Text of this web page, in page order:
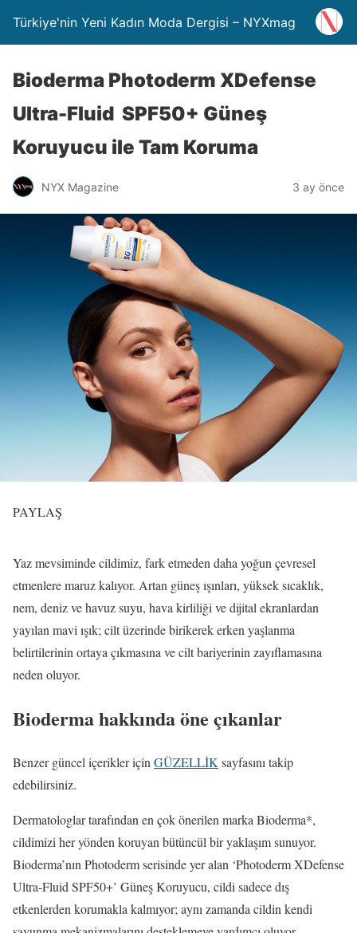
Türkiye'nin Yeni Kadın Moda Dergisi – NYXmag
Bioderma Photoderm XDefense
Ultra-Fluid SPF50+ Güneş
Koruyucu ile Tam Koruma
NYX Magazine 3 ay önce
PAYLAŞ
Yaz mevsiminde cildimiz, fark etmeden daha yoğun çevresel
etmenlere maruz kalıyor. Artan güneş ışınları, yüksek sıcaklık,
nem, deniz ve havuz suyu, hava kirliliği ve dijital ekranlardan
yayılan mavi ışık; cilt üzerinde birikerek erken yaşlanma
belirtilerinin ortaya çıkmasına ve cilt bariyerinin zayıflamasına
neden oluyor.
Bioderma hakkında öne çıkanlar
Benzer güncel içerikler için GÜZELLİK sayfasını takip
edebilirsiniz.
Dermatologlar tarafından en çok önerilen marka Bioderma*,
cildimizi her yönden koruyan bütüncül bir yaklaşım sunuyor.
Bioderma’nın Photoderm serisinde yer alan ‘Photoderm XDefense
Ultra-Fluid SPF50+’ Güneş Koruyucu, cildi sadece dış
etkenlerden korumakla kalmıyor; aynı zamanda cildin kendi